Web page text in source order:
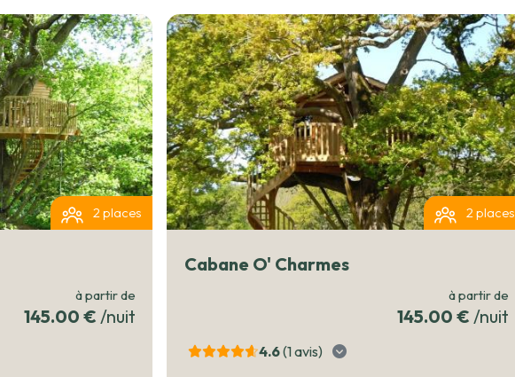
et de détente au sein de cet écrin de verdure. Que
ou d'aventure, le Domaine de la Bernardière est la
en plein cœur de la nature angevine.
2 places
à partir de
145.00 € /nuit
2 places
Cabane O' Charmes
à partir de
145.00 € /nuit
4.6(1avis)